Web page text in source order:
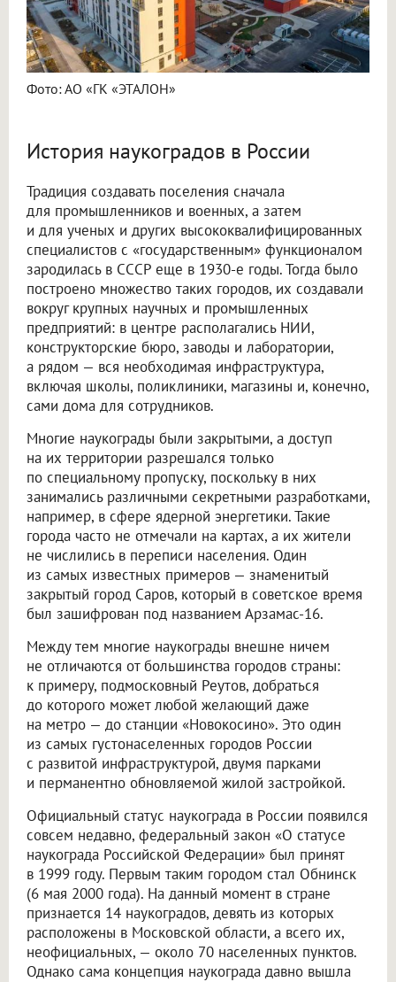
Фото: АО «ГК «ЭТАЛОН»
История наукоградов в России
Традиция создавать поселения сначала
для промышленников и военных, а затем
и для ученых и других высококвалифицированных
специалистов с «государственным» функционалом
зародилась в СССР еще в 1930-е годы. Тогда было
построено множество таких городов, их создавали
вокруг крупных научных и промышленных
предприятий: в центре располагались НИИ,
конструкторские бюро, заводы и лаборатории,
а рядом — вся необходимая инфраструктура,
включая школы, поликлиники, магазины и, конечно,
сами дома для сотрудников.
Многие наукограды были закрытыми, а доступ
на их территории разрешался только
по специальному пропуску, поскольку в них
занимались различными секретными разработками,
например, в сфере ядерной энергетики. Такие
города часто не отмечали на картах, а их жители
не числились в переписи населения. Один
из самых известных примеров — знаменитый
закрытый город Саров, который в советское время
был зашифрован под названием Арзамас-16.
Между тем многие наукограды внешне ничем
не отличаются от большинства городов страны:
к примеру, подмосковный Реутов, добраться
до которого может любой желающий даже
на метро — до станции «Новокосино». Это один
из самых густонаселенных городов России
с развитой инфраструктурой, двумя парками
и перманентно обновляемой жилой застройкой.
Официальный статус наукограда в России появился
совсем недавно, федеральный закон «О статусе
наукограда Российской Федерации» был принят
в 1999 году. Первым таким городом стал Обнинск
(6 мая 2000 года). На данный момент в стране
признается 14 наукоградов, девять из которых
расположены в Московской области, а всего их,
неофициальных, — около 70 населенных пунктов.
Однако сама концепция наукограда давно вышла